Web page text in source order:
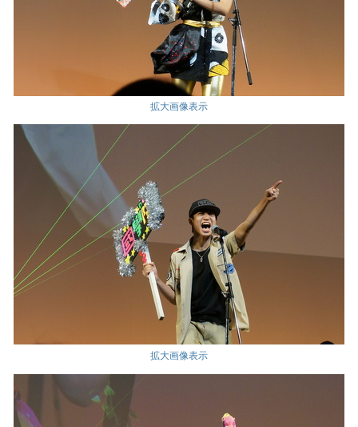
拡大画像表示
拡大画像表示